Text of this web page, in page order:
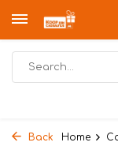
Back Home